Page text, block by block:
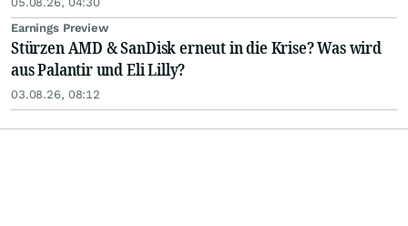
Earnings Preview
Stürzen AMD & SanDisk erneut in die Krise? Was wird
aus Palantir und Eli Lilly?
03.08.26, 08:12